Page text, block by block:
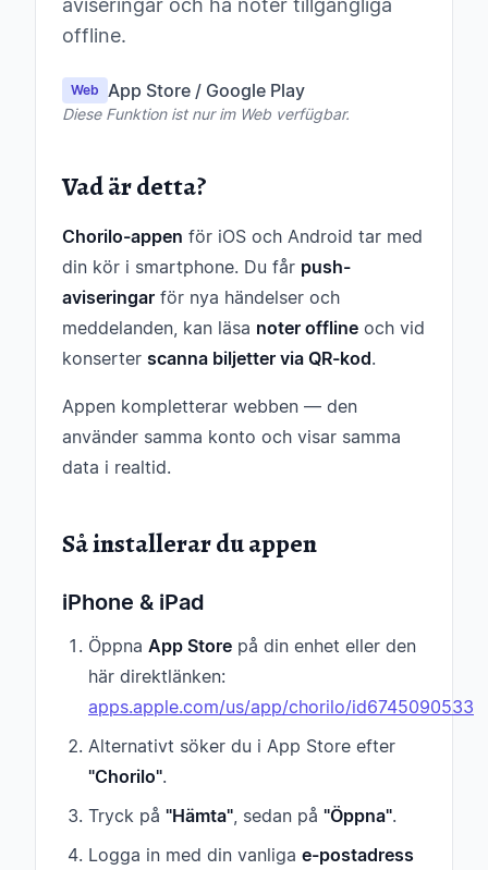
aviseringar och ha noter tillgängliga
offline.
Web App Store / Google Play
Diese Funktion ist nur im Web verfügbar.
Vad är detta?
Chorilo-appen för iOS och Android tar med
din kör i smartphone. Du får push-
aviseringar för nya händelser och
meddelanden, kan läsa noter offline och vid
konserter scanna biljetter via QR-kod.
Appen kompletterar webben — den
använder samma konto och visar samma
data i realtid.
Så installerar du appen
iPhone & iPad
Öppna App Store på din enhet eller den
här direktlänken:
apps.apple.com/us/app/chorilo/id6745090533
Alternativt söker du i App Store efter
"Chorilo".
Tryck på "Hämta", sedan på "Öppna".
Logga in med din vanliga e-postadress